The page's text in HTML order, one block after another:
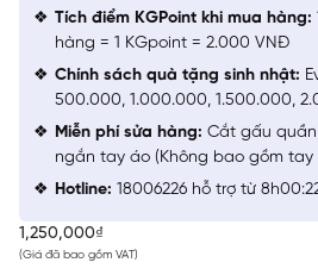
1,250,000₫
(Giá đã bao gồm VAT)
Tích điểm KGPoint khi mua hàng:
hàng = 1 KGpoint = 2.000 VNĐ
Chính sách quà tặng sinh nhật:
500.000, 1.000.000, 1.500.000,
Miễn phí sửa hàng: Cắt gấu
ngắn tay áo (Không bao gồm tay
Hotline: 18006226 hỗ trợ từ